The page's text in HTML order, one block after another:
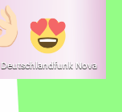
Deutschlandfunk Nova